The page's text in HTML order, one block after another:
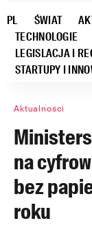
PL ŚWIAT
TECHNOLOGIE
LEGISLACJA I
STARTUPY I
Aktualności
na
bez
roku